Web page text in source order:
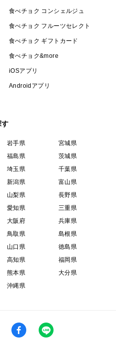
食べチョク コンシェルジュ
食べチョク フルーツセレクト
食べチョク ギフトカード
食べチョク&more
iOSアプリ
Androidアプリ
す
岩手県
宮城県
福島県
茨城県
埼玉県
千葉県
新潟県
富山県
山梨県
長野県
愛知県
三重県
大阪府
兵庫県
鳥取県
島根県
山口県
徳島県
高知県
福岡県
熊本県
大分県
沖縄県